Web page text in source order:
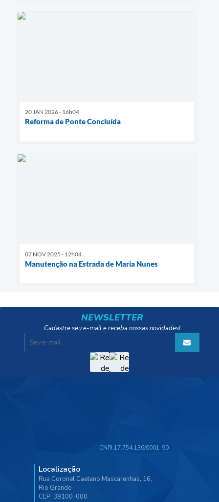
20 JAN 2026 - 16h04
Reforma de Ponte Concluída
07 NOV 2025 - 12h04
Manutenção na Estrada de Maria Nunes
NEWSLETTER
Cadastre seu e-mail e receba nossas novidades!
Localização
Rua Coronel Caetano Mascarenhas, 16,
Rio Grande
CEP: 39100-000
CNPJ:17.754.136/0001-90